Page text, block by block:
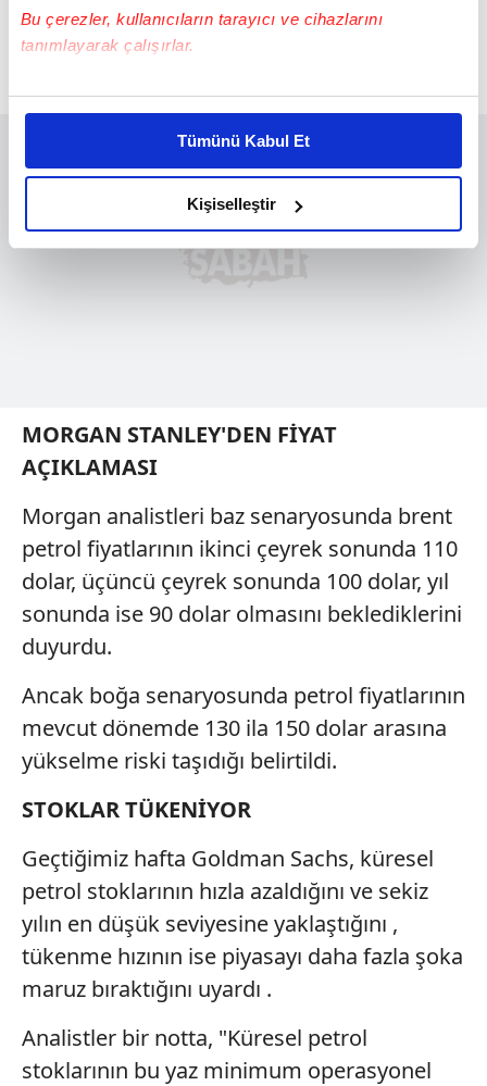
Bu çerezler, kullanıcıların tarayıcı ve cihazlarını
tanımlayarak çalışırlar.
Bu çerezlere izin vermeniz halinde sizlere özel
daha iyi reklam deneyimi yaşatabiliriz. Bunu yaparken
amacımızın size daha iyi bir reklam deneyimi sunmak
olduğunu ve sizlere en iyi içerikleri sunabilmek adına
elimizden gelen çabayı gösterdiğimizi ve bu noktada,
reklamların maliyetlerimizi karşılamak noktasında tek gelir
kalemimiz olduğunu sizlere hatırlatmak isteriz.
Sizlere daha iyi bir hizmet sunabilmek için İnternet
Sitemizde kendimize ve üçüncü kişilere ait çerezler
verileriniz işlenmekte olup gerekli olan çerezler bilgi
toplumu hizmetlerinin sunulması amacıyla
kullanılmaktadır. Diğer çerezler, sitemizin daha işlevsel
kılınması ve kişiselleştirilmesi ve sizlere yönelik
reklam/pazarlama faaliyetlerinin yapılması, amaçlarıyla
sınırlı olarak açık rızanız dahilinde kullanılacaktır.
Çerezlere ilişkin tercihlerinizi aşağıda yer alan panel
vasıtasıyla belirleyebilirsiniz. Çerezlere ilişkin detaylı bilgi
için Ayarlar butonuna tıklayabilir,
Çerez Bilgilendirme
Metnimizi
ziyaret edebilirsiniz.
hazırlanmış Aydınlatma Metnimizi okumak ve sitemizde
ilgili mevzuata uygun olarak kullanılan çerezlerle ilgili bilgi
almak için lütfen
Tümünü Kabul Et
Kişiselleştir
MORGAN STANLEY'DEN FİYAT
AÇIKLAMASI
Morgan analistleri baz senaryosunda brent
petrol fiyatlarının ikinci çeyrek sonunda 110
dolar, üçüncü çeyrek sonunda 100 dolar, yıl
sonunda ise 90 dolar olmasını beklediklerini
duyurdu.
Ancak boğa senaryosunda petrol fiyatlarının
mevcut dönemde 130 ila 150 dolar arasına
yükselme riski taşıdığı belirtildi.
STOKLAR TÜKENİYOR
Geçtiğimiz hafta Goldman Sachs, küresel
petrol stoklarının hızla azaldığını ve sekiz
yılın en düşük seviyesine yaklaştığını ,
tükenme hızının ise piyasayı daha fazla şoka
maruz bıraktığını uyardı .
Analistler bir notta, "Küresel petrol
stoklarının bu yaz minimum operasyonel